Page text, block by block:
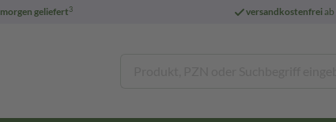
morgen geliefert3 versandkostenfrei